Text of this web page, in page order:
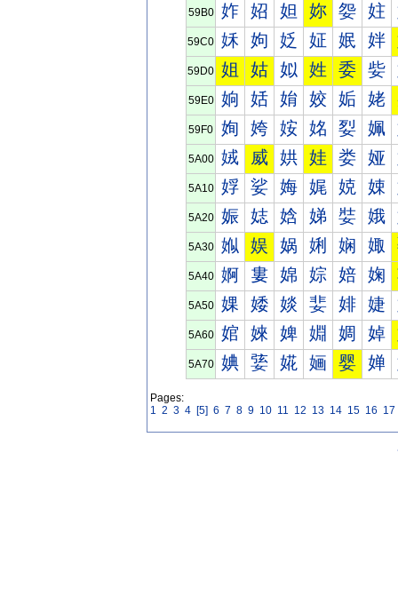
59B0 妰 妱 妲 妳 妴 妵
59C0 姀 姁 姂 姃 姄 姅
59D0 姐 姑 姒 姓 委 姕
59E0 姠 姡 姢 姣 姤 姥
59F0 姰 姱 姲 姳 姴 姵
5A00 娀 威 娂 娃 娄 娅
5A10 娐 娑 娒 娓 娔 娕
5A20 娠 娡 娢 娣 娤 娥
5A30 娰 娱 娲 娳 娴 娵
5A40 婀 婁 婂 婃 婄 婅
5A50 婐 婑 婒 婓 婔 婕
5A60 婠 婡 婢 婣 婤 婥
5A70 婰 婱 婲 婳 婴 婵
Pages:
1 2 3 4 [5] 6 7 8 9 10 11 12 13 14 15 16 17